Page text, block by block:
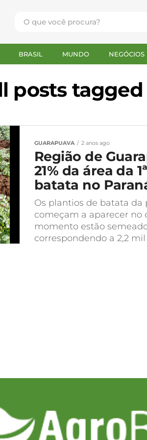
BRASIL MUNDO NEGÓCIOS
posts
GUARAPUAVA 2 anos ago
Região de
21% da área da
batata no
Os plantios de batata da
começam a aparecer no
momento estão
correspondendo a 2,2 mil